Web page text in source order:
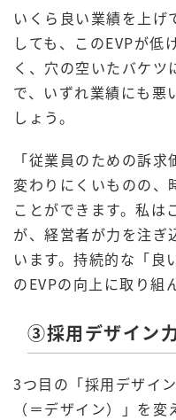
いくら良い業績を上げ
しても、このEVPが低
く、穴の空いたバケツ
で、いずれ業績にも悪
しょう。
「従業員のための訴
変わりにくいものの、
ことができます。私は
が、経営者が力を注ぎ
います。持続的な「良
のEVPの向上に取り組
③採用デザイン
3つ目の「採用デザイ
（＝デザイン）」を